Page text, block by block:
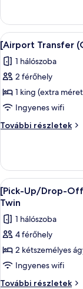
PKG
(Gimpo
Airport)]
Premium
King
(Gimpo
Airport)]
Premium
King
további
részletei
A
következő
szoba
összes
képének
megtekintése:
[Airport
Transfer
Way)]
Premium
King
3
[Airport Transfer
1 hálószoba
2 férőhely
1 king (extra
Ingyenes wifi
További részletek
[Airport
Premium
King
további
részletei
A
következő
szoba
összes
képének
megtekintése:
[Pick-
Up/Drop-
3
[Pick-Up/Drop-
Twin
1 hálószoba
4 férőhely
2 kétszemélyes
Ingyenes wifi
További részletek
[Pick-